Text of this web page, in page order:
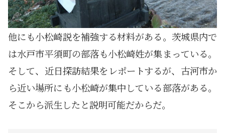
他にも小松崎説を補強する材料がある。茨城県内で
は水戸市平須町の部落も小松崎姓が集まっている。
そして、近日探訪結果をレポートするが、古河市か
ら近い場所にも小松崎が集中している部落がある。
そこから派生したと説明可能だからだ。